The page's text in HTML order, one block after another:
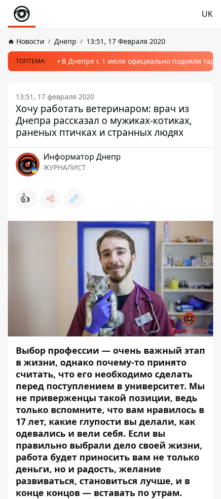
UK
Новости Днепр 13:51, 17 Февраля 2020
ТОПТЕМА: В Днепре с 1 июля официально подняли
13:51, 17 февраля 2020
Хочу работать ветеринаром: врач из
Днепра рассказал о мужиках-котиках,
раненых птичках и странных людях
Информатор Днепр
ЖУРНАЛИСТ
👍
Выбор профессии — очень важный этап
в жизни, однако почему-то принято
считать, что его необходимо сделать
перед поступлением в университет. Мы
не приверженцы такой позиции, ведь
только вспомните, что вам нравилось в
17 лет, какие глупости вы делали, как
одевались и вели себя. Если вы
правильно выбрали дело своей жизни,
работа будет приносить вам не только
деньги, но и радость, желание
развиваться, становиться лучше, и в
конце концов — вставать по утрам.